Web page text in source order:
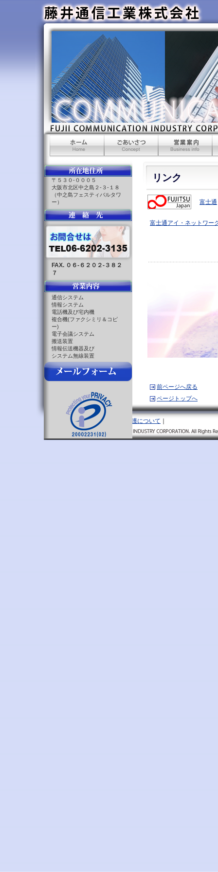
リンク
富士通
富士通アイ・ネットワー
前ページへ戻る
ページトップへ
〒５３０-０００５
大阪市北区中之島２-３-１８
（中之島フェスティバルタワ
ー）
FAX. ０６-６２０２-３８２
７
通信システム
情報システム
電話機及び宅内機
複合機(ファクシミリ＆コピ
ー)
電子会議システム
搬送装置
情報伝送機器及び
システム無線装置
お問合せメール ｜個人情報保護について